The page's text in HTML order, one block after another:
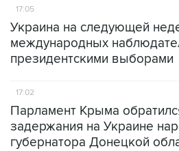
17:05
Украина на следующей
международных
президентскими выборами
17:02
Парламент Крыма
задержания на Украине
губернатора Донецкой